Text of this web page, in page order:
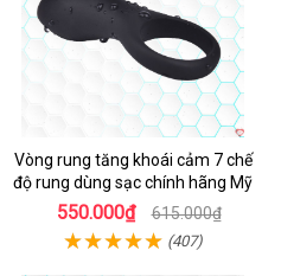
Vòng rung tăng khoái cảm 7 chế
độ rung dùng sạc chính hãng Mỹ
550.000₫ 615.000₫
(407)